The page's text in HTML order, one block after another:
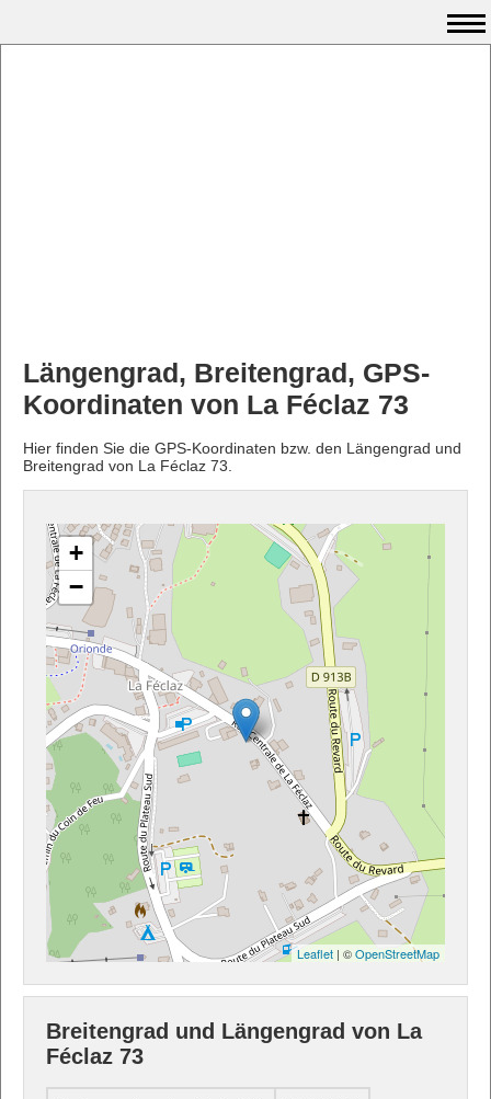
Längengrad, Breitengrad, GPS-
Koordinaten von La Féclaz 73
Hier finden Sie die GPS-Koordinaten bzw. den Längengrad und
Breitengrad von La Féclaz 73.
+
−
Leaflet | ©OpenStreetMap
Breitengrad und Längengrad von La
Féclaz 73